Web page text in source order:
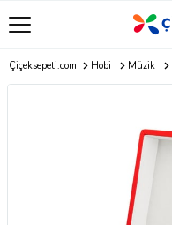
Çiçeksepeti.com Hobi Müzik